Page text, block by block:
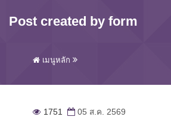
Post created by form
เมนูหลัก
1751 05 ส.ค. 2569